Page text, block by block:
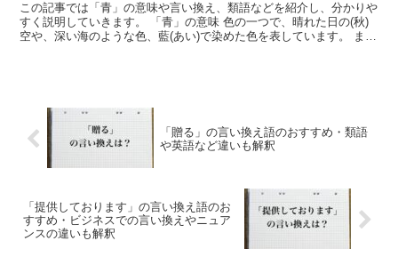
この記事では「青」の意味や言い換え、類語などを紹介し、分かりや
すく説明していきます。 「青」の意味 色の一つで、晴れた日の(秋)
空や、深い海のような色、藍(あい)で染めた色を表しています。 また
「贈る」の言い換え語のおすすめ・類語
や英語など違いも解釈
「提供しております」の言い換え語のお
すすめ・ビジネスでの言い換えやニュア
ンスの違いも解釈